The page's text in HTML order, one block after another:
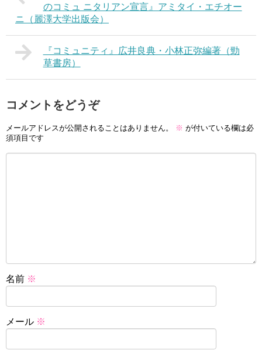
のコミュ ニタリアン宣言』アミタイ・エチオー
ニ（麗澤大学出版会）
『コミュニティ』広井良典・小林正弥編著（勁
草書房）
コメントをどうぞ
メールアドレスが公開されることはありません。 ※ が付いている欄は必
須項目です
名前 ※
メール ※